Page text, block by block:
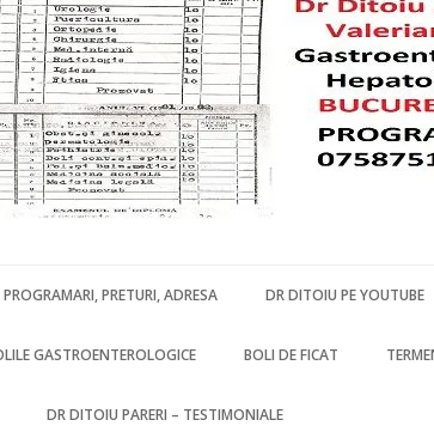
PROGRAMARI, PRETURI, ADRESA DR DITOIU PE YOUTUBE
GASTROENTEROLOGICE BOLI DE FICAT
DR DITOIU PARERI – TESTIMONIALE